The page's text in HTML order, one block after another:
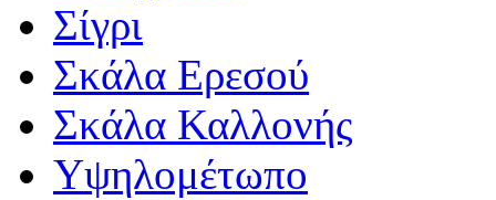
Σίγρι
Σκάλα Ερεσού
Σκάλα Καλλονής
Υψηλομέτωπο